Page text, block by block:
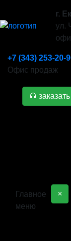
г.
ул.
+7 (343) 253-20-
Офис продаж
×
Главное
меню